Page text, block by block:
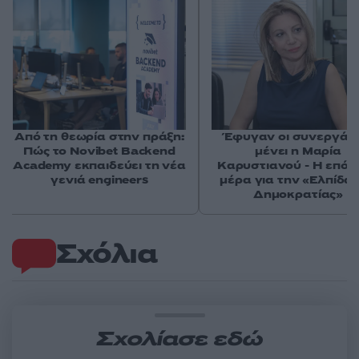
Σχόλια
Σχολίασε εδώ
Από τη θεωρία στην πράξη:
Πώς το Novibet Backend
Academy εκπαιδεύει τη νέα
γενιά engineers
Έφυγαν οι
μένει η Μαρία
Καρυστιανού - Η
μέρα για την «Ελπίδα
Δημοκρατίας»